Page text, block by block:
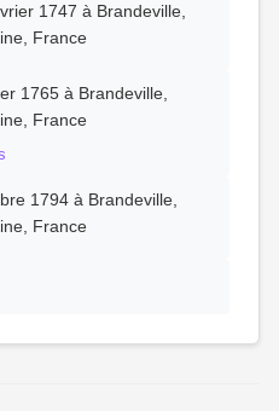
1747 à Brandeville,
France
1765 à Brandeville,
France
1794 à Brandeville,
France